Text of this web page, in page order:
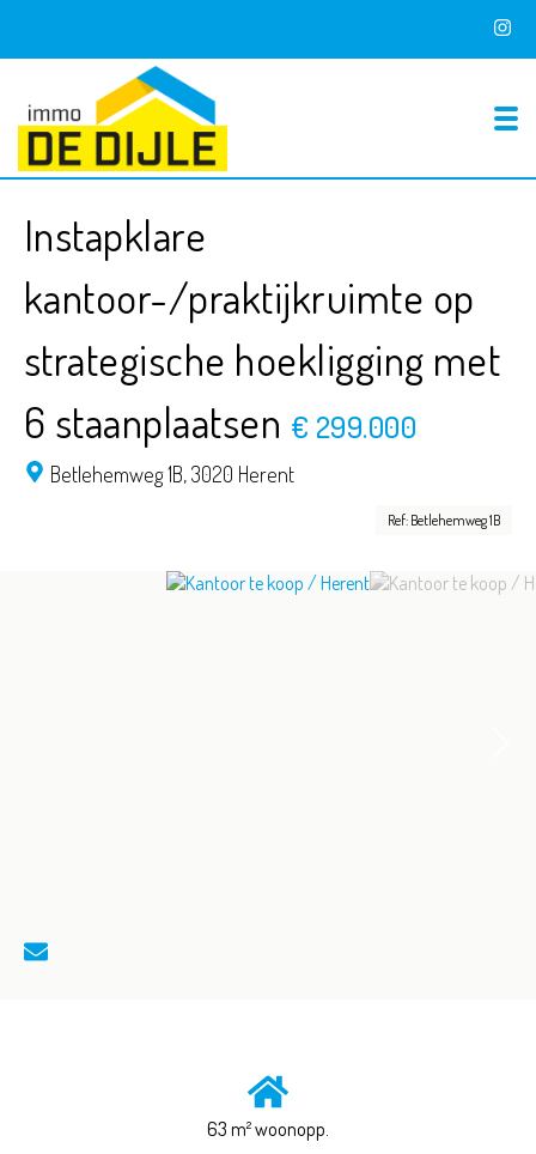
Instapklare
kantoor-/praktijkruimte op
strategische hoekligging met
6 staanplaatsen € 299.000
Betlehemweg 1B,3020 Herent
Ref: Betlehemweg 1B
63 m² woonopp.